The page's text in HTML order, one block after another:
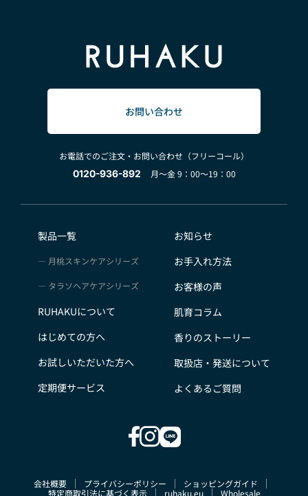
合、当社は、会員に対し随時必要な事項を通知します。
2. 前項の通知は、当サイト上に表示した時点で全ての会
会員登録について
当サイトにおいてのご購入は、「会員登録をして購入」
か「会員登録せずに購入」のどちらでも可能です。
※ログインには、会員登録時に入力したメールアドレス
およびパスワードが必要になります。
号、購入履歴などの大切な個人情報がネットサーバ上に
管理するものとし、法令などにより開示が求められる場
合を除き、開示しないものとします。
合があります。
お客様からの会員登録を承認しない場合
録した場合や、本人以外の第三者の会員登録をした場
合、過去に会員除名処分を受けたことがある場合など、
また一度承認した会員であっても前述のいずれかである
個人利用以外に転用、商用することを禁止します
お問い合わせ
お電話でのご注文・お問い合わせ（フリーコール）
0120-936-892
月～金 9：00～19：00
製品一覧
月桃スキンケアシリーズ
タラソヘアケアシリーズ
RUHAKUについて
はじめての方へ
お試しいただいた方へ
定期便サービス
お知らせ
お手入れ方法
お客様の声
肌育コラム
香りのストーリー
取扱店・発送について
よくあるご質問
会社概要 プライバシーポリシー
ショッピングガイド
特定商取引法に基づく表示
ruhaku.eu Wholesale